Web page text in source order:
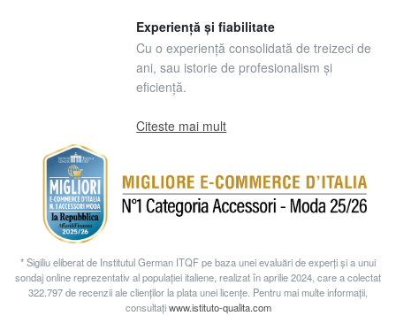
Experiență și fiabilitate
Cu o experiență consolidată de treizeci de
ani, sau istorie de profesionalism și
eficiență.
Citeste mai mult
* Sigiliu eliberat de Institutul German ITQF pe baza unei evaluări de experți și a unui
sondaj online reprezentativ al populației italiene, realizat în aprilie 2024, care a colectat
322.797 de recenzii ale clienților la plata unei licențe. Pentru mai multe informații,
consultațiwww.istituto-qualita.com